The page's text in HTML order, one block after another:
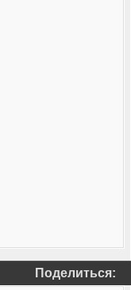
Поделиться: